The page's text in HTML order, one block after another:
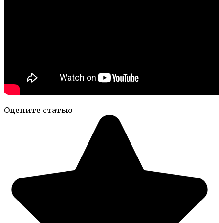
Оцените статью